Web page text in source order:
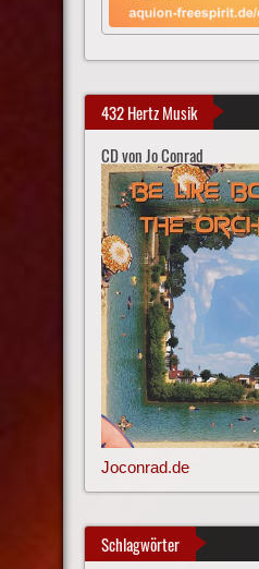
432 Hertz Musik
CD von Jo Conrad
Joconrad.de
Schlagwörter